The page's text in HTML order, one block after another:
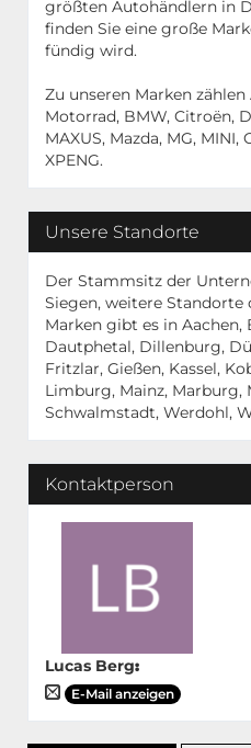
größten Autohändlern in
finden Sie eine große
fündig wird.
Zu unseren Marken
Motorrad, BMW, Citroën,
MAXUS, Mazda, MG,
XPENG.
Unsere Standorte
Der Stammsitz der
Siegen, weitere Standorte
Marken gibt es in
Dautphetal, Dillenburg,
Fritzlar, Gießen, Kassel,
Limburg, Mainz, Marburg,
Schwalmstadt, Werdohl,
Kontaktperson
Lucas Berg:
E-Mail anzeigen